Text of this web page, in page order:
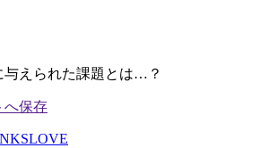
与えられた課題とは…？